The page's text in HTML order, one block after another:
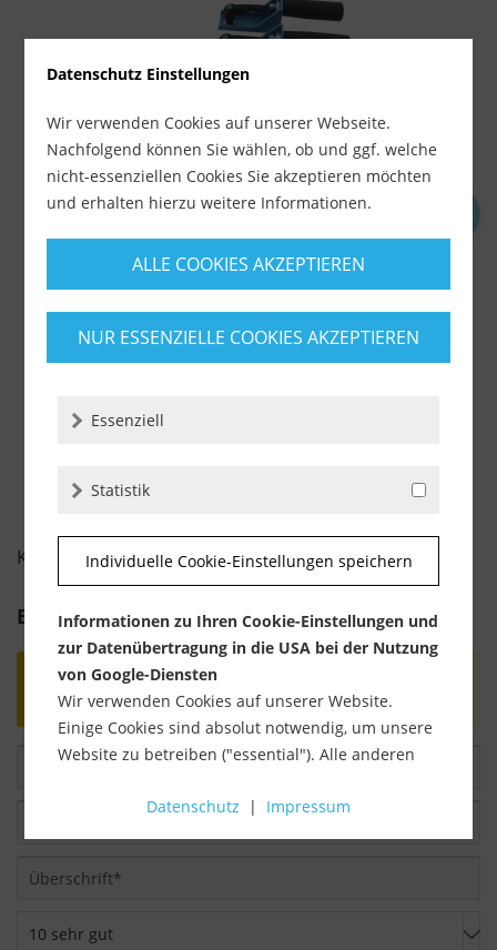
Lieferzeit ca. 1-3 Werktage
134,90 €
inkl. MwSt.zzgl. Versandkosten
KUNDENBEWERTUNGEN FÜR
Bewertung schreiben
Bewertungen werden nach Überprüfung
freigeschaltet.
Datenschutz Einstellungen
Wir verwenden Cookies auf unserer Webseite.
Nachfolgend können Sie wählen, ob und ggf. welche
nicht-essenziellen Cookies Sie akzeptieren möchten
und erhalten hierzu weitere Informationen.
ALLE COOKIES AKZEPTIEREN
NUR ESSENZIELLE COOKIES AKZEPTIEREN
Essenziell
Statistik
Individuelle Cookie-Einstellungen speichern
Informationen zu Ihren Cookie-Einstellungen und
zur Datenübertragung in die USA bei der Nutzung
von Google-Diensten
Wir verwenden Cookies auf unserer Website.
Einige Cookies sind absolut notwendig, um unsere
Website zu betreiben ("essential"). Alle anderen
Verwendung zustimmen (z. B. für Google Maps).
Akkordeon-Elementen können Sie wählen, ob Sie
akzeptieren" oder "individuelle Cookie-
Datenschutz | Impressum